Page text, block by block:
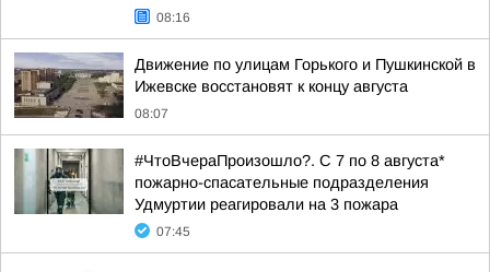
08:16
Движение по улицам Горького и Пушкинской в
Ижевске восстановят к концу августа
08:07
#ЧтоВчераПроизошло?. С 7 по 8 августа*
пожарно-спасательные подразделения
Удмуртии реагировали на 3 пожара
07:45